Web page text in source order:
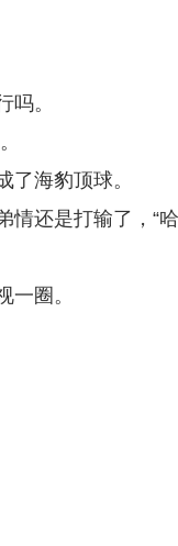
。
海豹顶球。
还是打输了，“
圈。